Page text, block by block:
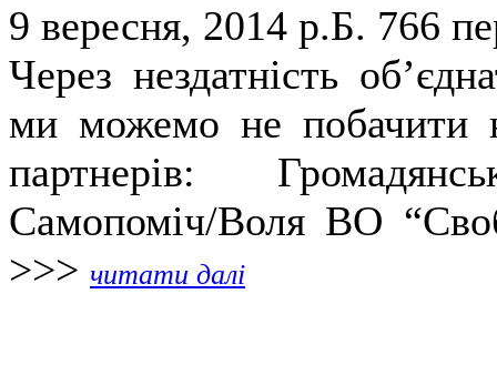
9 вересня, 2014 р.Б. 766
Через нездатність
ми можемо не побачити
партнерів:
Самопоміч/Воля ВО
>>> читати далі